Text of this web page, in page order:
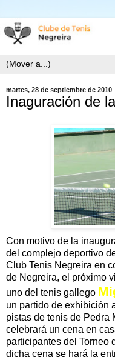
martes, 28 de septiembre de 2010
Inaguración de
Con motivo de la
del complejo deportivo
Club Tenis Negreira en
de Negreira, el próximo
uno del tenis gallego
un partido de exhibición
pistas de tenis de Pedra
celebrará un cena en
participantes del Torneo
dicha cena se hará la